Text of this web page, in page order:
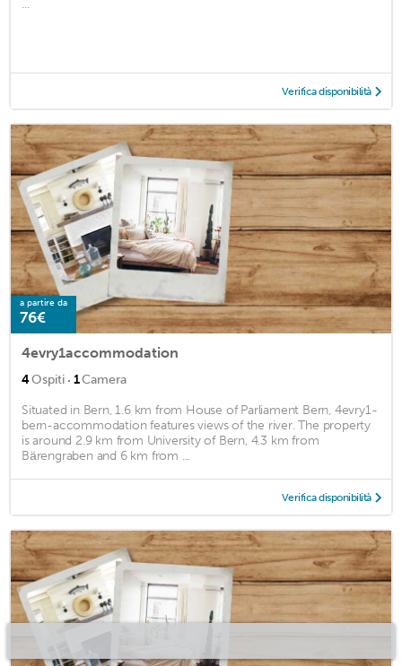
...
Verifica disponibilità
a partire da
76€
4evry1accommodation
4Ospiti · 1Camera
Situated in Bern, 1.6 km from House of Parliament Bern, 4evry1-
bern-accommodation features views of the river. The property
is around 2.9 km from University of Bern, 4.3 km from
Bärengraben and 6 km from ...
Verifica disponibilità